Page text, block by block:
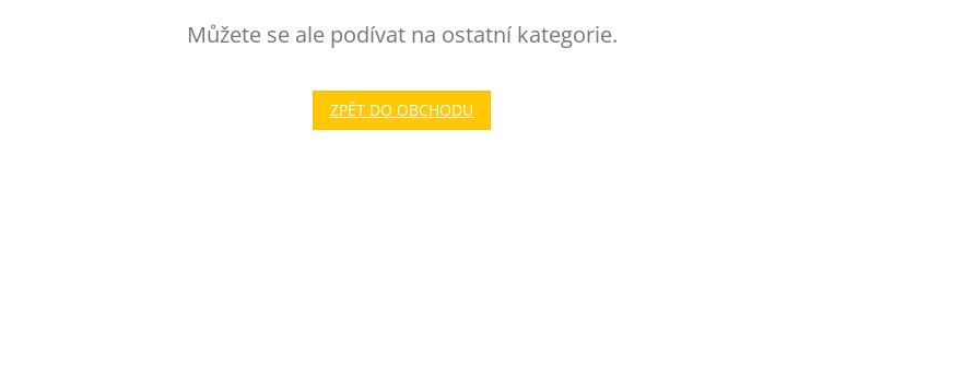
Můžete se ale podívat na ostatní kategorie.
ZPĚT DO OBCHODU